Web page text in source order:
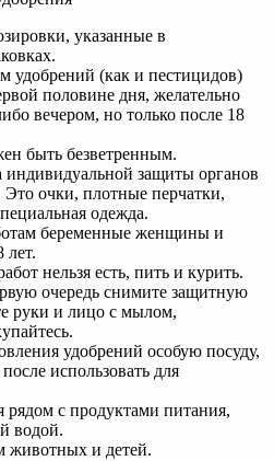
указанные в
удобрений (как и пестицидов)
половине дня, желательно
вечером, но только после 18
быть безветренным.
индивидуальной защиты органов
очки, плотные перчатки,
одежда.
беременные женщины и
лет.
нельзя есть, пить и курить.
очередь снимите защитную
руки и лицо с мылом,
удобрений особую посуду,
использовать для
рядом с продуктами питания,
водой.
животных и детей.